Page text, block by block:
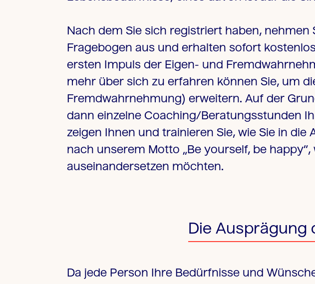
Nach dem Sie sich registriert haben, nehmen
Fragebogen aus und erhalten sofort
ersten Impuls der Eigen- und
mehr über sich zu erfahren können Sie, um
Fremdwahrnehmung) erweitern. Auf der
dann einzelne Coaching/Beratungsstunden
zeigen Ihnen und trainieren Sie, wie Sie in
nach unserem Motto „Be yourself, be
auseinandersetzen möchten.
Die Ausprägung
Da jede Person Ihre Bedürfnisse und